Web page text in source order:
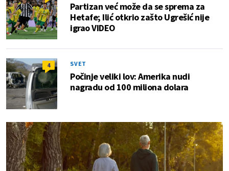
Partizan već može da se sprema za
Hetafe; Ilić otkrio zašto Ugrešić nije
igrao VIDEO
4 SVET
Počinje veliki lov: Amerika nudi
nagradu od 100 miliona dolara